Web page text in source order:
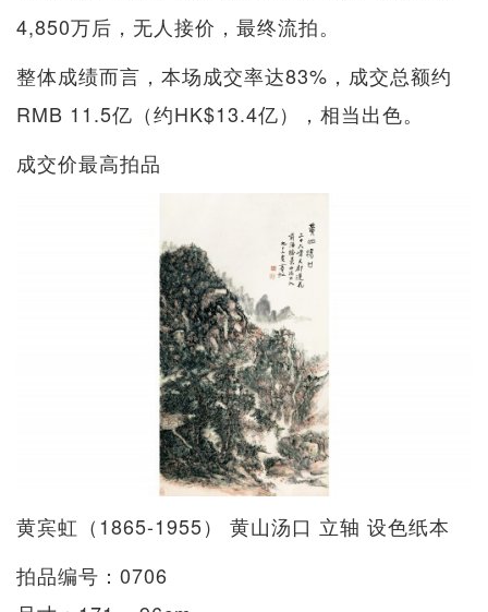
4,850万后，无人接价，最终流拍。
整体成绩而言，本场成交率达83%，成交总额约
RMB 11.5亿（约HK$13.4亿），相当出色。
成交价最高拍品
黄宾虹（1865-1955） 黄山汤口 立轴 设色纸本
拍品编号：0706